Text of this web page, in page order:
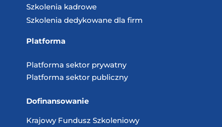
Szkolenia kadrowe
Szkolenia dedykowane dla firm
Platforma
Platforma sektor prywatny
Platforma sektor publiczny
Dofinansowanie
Krajowy Fundusz Szkoleniowy